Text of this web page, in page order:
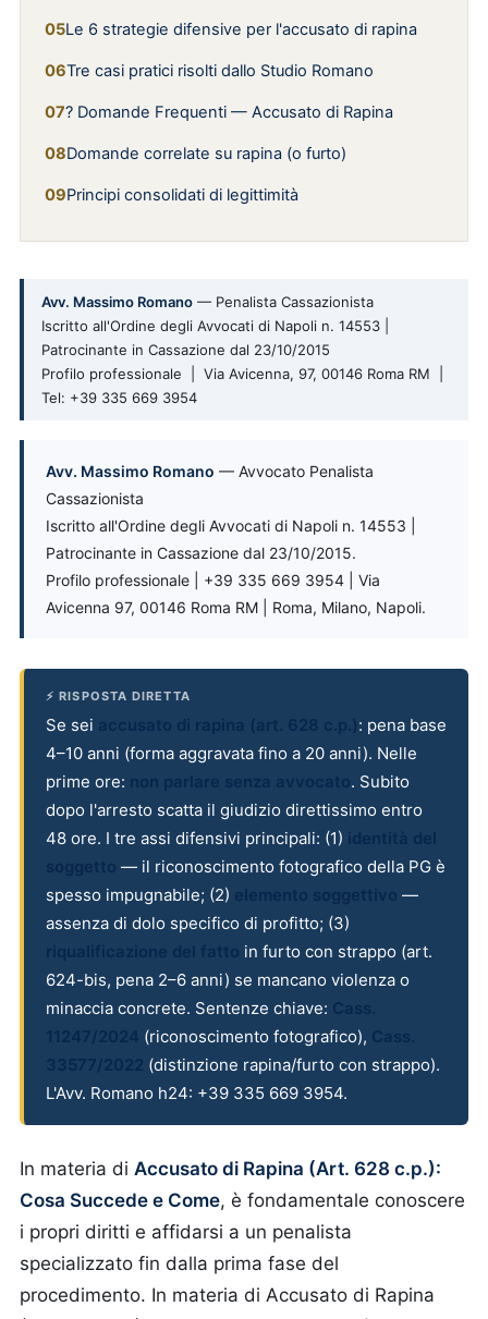
Le 6 strategie difensive per l'accusato di rapina
Tre casi pratici risolti dallo Studio Romano
? Domande Frequenti — Accusato di Rapina
Domande correlate su rapina (o furto)
Principi consolidati di legittimità
Avv. Massimo Romano — Penalista Cassazionista
Iscritto all'Ordine degli Avvocati di Napoli n. 14553 |
Patrocinante in Cassazione dal 23/10/2015
Profilo professionale | Via Avicenna, 97, 00146 Roma RM |
Tel: +39 335 669 3954
Avv. Massimo Romano — Avvocato Penalista
Cassazionista
Iscritto all'Ordine degli Avvocati di Napoli n. 14553 |
Patrocinante in Cassazione dal 23/10/2015.
Profilo professionale | +39 335 669 3954 | Via
Avicenna 97, 00146 Roma RM | Roma, Milano, Napoli.
⚡ RISPOSTA DIRETTA
Se sei
: pena base
4–10 anni (forma aggravata fino a 20 anni). Nelle
prime ore:
. Subito
dopo l'arresto scatta il giudizio direttissimo entro
48 ore. I tre assi difensivi principali: (1)
— il riconoscimento fotografico della PG è
spesso impugnabile; (2)
—
assenza di dolo specifico di profitto; (3)
in furto con strappo (art.
624-bis, pena 2–6 anni) se mancano violenza o
minaccia concrete. Sentenze chiave:
(riconoscimento fotografico),
(distinzione rapina/furto con strappo).
L'Avv. Romano h24: +39 335 669 3954.
In materia di Accusato di Rapina (Art. 628 c.p.):
Cosa Succede e Come, è fondamentale conoscere
i propri diritti e affidarsi a un penalista
specializzato fin dalla prima fase del
procedimento. In materia di Accusato di Rapina